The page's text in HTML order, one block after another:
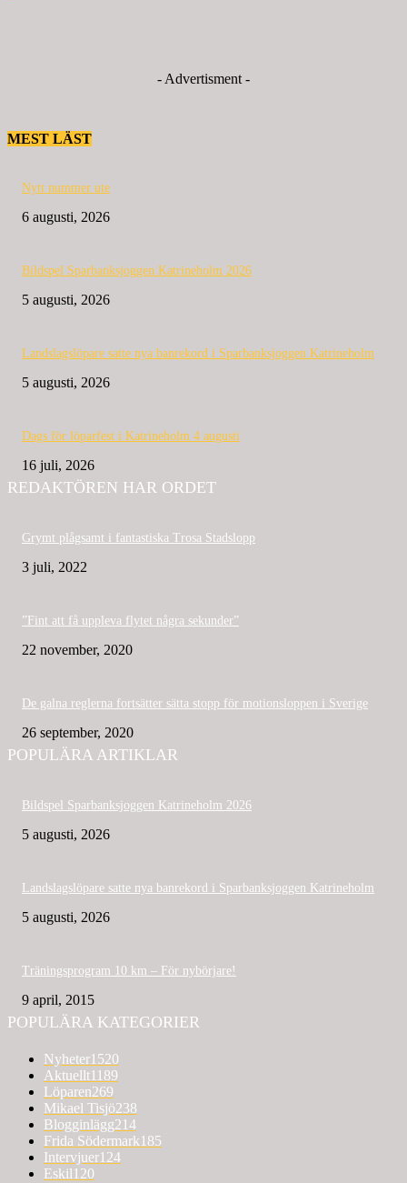
- Advertisment -
MEST LÄST
Nytt nummer ute
6 augusti, 2026
Bildspel Sparbanksjoggen Katrineholm 2026
5 augusti, 2026
Landslagslöpare satte nya banrekord i Sparbanksjoggen Katrineholm
5 augusti, 2026
Dags för löparfest i Katrineholm 4 augusti
16 juli, 2026
REDAKTÖREN HAR ORDET
Grymt plågsamt i fantastiska Trosa Stadslopp
3 juli, 2022
”Fint att få uppleva flytet några sekunder”
22 november, 2020
De galna reglerna fortsätter sätta stopp för motionsloppen i Sverige
26 september, 2020
POPULÄRA ARTIKLAR
Bildspel Sparbanksjoggen Katrineholm 2026
5 augusti, 2026
Landslagslöpare satte nya banrekord i Sparbanksjoggen Katrineholm
5 augusti, 2026
Träningsprogram 10 km – För nybörjare!
9 april, 2015
POPULÄRA KATEGORIER
Nyheter1520
Aktuellt1189
Löparen269
Mikael Tisjö238
Blogginlägg214
Frida Södermark185
Intervjuer124
Eskil120